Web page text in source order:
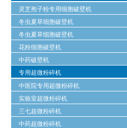
灵芝孢子粉专用细胞破壁机
冬虫夏草细胞破壁机
冬虫夏草细胞破壁机
花粉细胞破壁机
中药破壁机
专用超微粉碎机
中医院专用超微粉碎机
实验室超微粉碎机
三七超微粉碎机
中药超微粉碎机